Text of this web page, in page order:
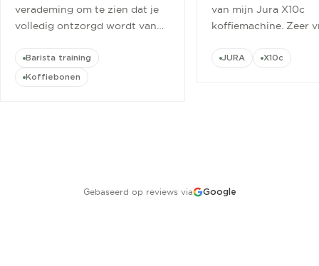
verademing om te zien dat je
volledig ontzorgd wordt van
cursus.”
Barista training
Koffiebonen
van mijn Jura X10c
koffiemachine. Zeer
JURA X10c
Gebaseerd op reviews via Google